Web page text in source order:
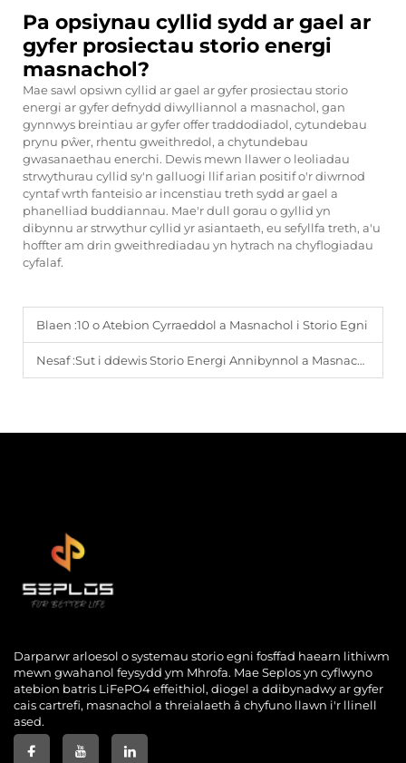
Pa opsiynau cyllid sydd ar gael ar
gyfer prosiectau storio energi
masnachol?
Mae sawl opsiwn cyllid ar gael ar gyfer prosiectau storio
energi ar gyfer defnydd diwylliannol a masnachol, gan
gynnwys breintiau ar gyfer offer traddodiadol, cytundebau
prynu pŵer, rhentu gweithredol, a chytundebau
gwasanaethau enerchi. Dewis mewn llawer o leoliadau
strwythurau cyllid sy'n galluogi llif arian positif o'r diwrnod
cyntaf wrth fanteisio ar incenstiau treth sydd ar gael a
phanelliad buddiannau. Mae'r dull gorau o gyllid yn
dibynnu ar strwythur cyllid yr asiantaeth, eu sefyllfa treth, a'u
hoffter am drin gweithrediadau yn hytrach na chyflogiadau
cyfalaf.
Blaen :10 o Atebion Cyrraeddol a Masnachol i Storio Egni
Nesaf :Sut i ddewis Storio Energi Annibynnol a Masnachol
Darparwr arloesol o systemau storio egni fosffad haearn lithiwm
mewn gwahanol feysydd ym Mhrofa. Mae Seplos yn cyflwyno
atebion batris LiFePO4 effeithiol, diogel a ddibynadwy ar gyfer
cais cartrefi, masnachol a threialaeth â chyfuno llawn i'r llinell
ased.